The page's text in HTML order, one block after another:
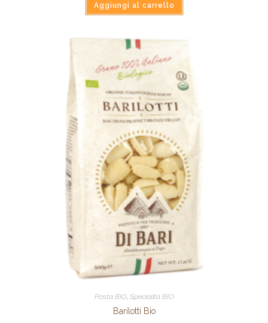
Aggiungi al carrello
Pasta BIO, Specialità BIO
Barilotti Bio